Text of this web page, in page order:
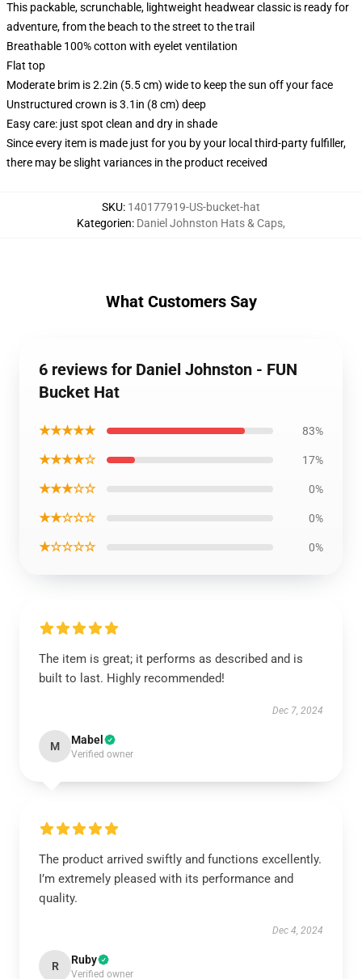
This packable, scrunchable, lightweight headwear classic is ready for
adventure, from the beach to the street to the trail
Breathable 100% cotton with eyelet ventilation
Flat top
Moderate brim is 2.2in (5.5 cm) wide to keep the sun off your face
Unstructured crown is 3.1in (8 cm) deep
Easy care: just spot clean and dry in shade
Since every item is made just for you by your local third-party fulfiller,
there may be slight variances in the product received
SKU: 140177919-US-bucket-hat
Kategorien: Daniel Johnston Hats & Caps,
What Customers Say
6 reviews for Daniel Johnston - FUN
Bucket Hat
★★★★★ 83%
★★★★☆ 17%
★★★☆☆ 0%
★★☆☆☆ 0%
★☆☆☆☆ 0%
The item is great; it performs as described and is
built to last. Highly recommended!
Dec 7, 2024
M Mabel
Verified owner
The product arrived swiftly and functions excellently.
I’m extremely pleased with its performance and
quality.
Dec 4, 2024
R Ruby
Verified owner